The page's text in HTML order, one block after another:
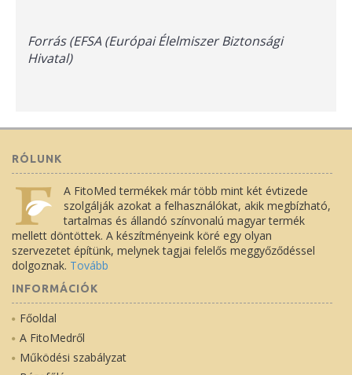
Forrás (EFSA (Európai Élelmiszer Biztonsági
Hivatal)
RÓLUNK
A FitoMed termékek már több mint két évtizede
szolgálják azokat a felhasználókat, akik megbízható,
tartalmas és állandó színvonalú magyar termék
mellett döntöttek. A készítményeink köré egy olyan
szervezetet építünk, melynek tagjai felelős meggyőződéssel
dolgoznak. Tovább
INFORMÁCIÓK
Főoldal
A FitoMedről
Működési szabályzat